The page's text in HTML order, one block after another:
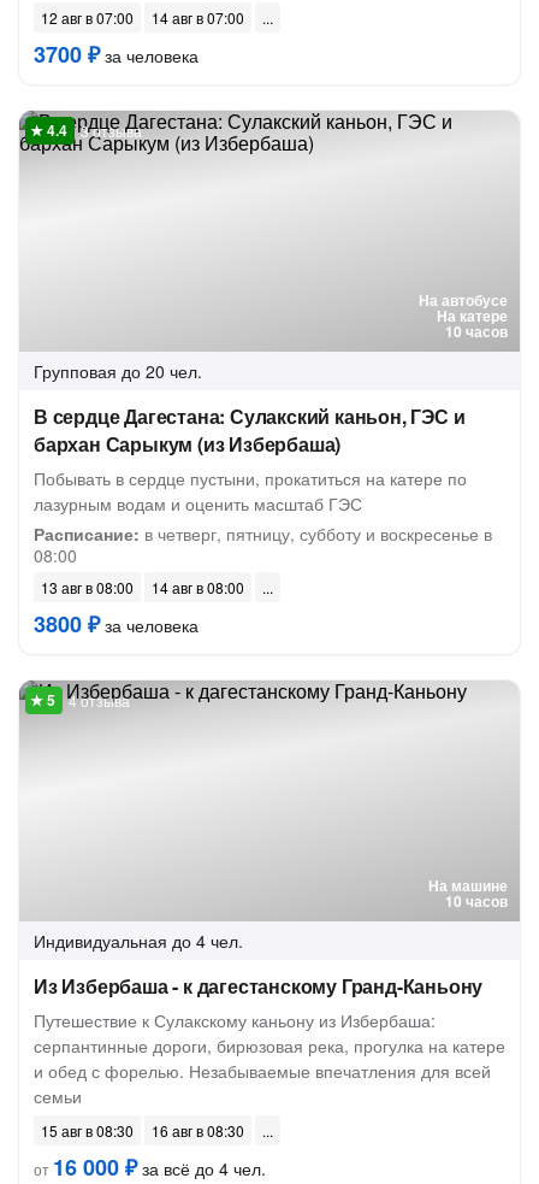
12 авг в 07:00 14 авг в 07:00
3700 ₽за человека
На автобусе
На катере
10 часов
3 отзыва
Групповая до 20 чел.
В сердце Дагестана: Сулакский каньон, ГЭС и
бархан Сарыкум (из Избербаша)
Побывать в сердце пустыни, прокатиться на катере по
лазурным водам и оценить масштаб ГЭС
Расписание: в четверг, пятницу, субботу и воскресенье в
08:00
13 авг в 08:00 14 авг в 08:00
3800 ₽за человека
На машине
10 часов
4 отзыва
Индивидуальная до 4 чел.
Из Избербаша - к дагестанскому Гранд-Каньону
Путешествие к Сулакскому каньону из Избербаша:
серпантинные дороги, бирюзовая река, прогулка на катере
и обед с форелью. Незабываемые впечатления для всей
семьи
15 авг в 08:30
16 авг в 08:30
от 16 000 ₽за всё до 4 чел.